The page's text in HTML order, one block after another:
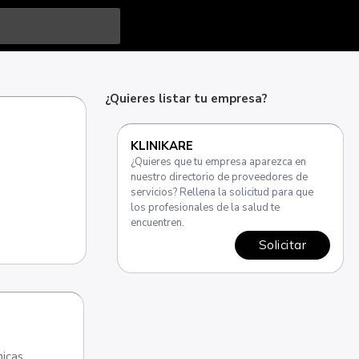
¿Quieres listar tu empresa?
KLINIKARE
¿Quieres que tu empresa aparezca en
nuestro directorio de proveedores de
servicios? Rellena la solicitud para que
los profesionales de la salud te
encuentren.
Solicitar